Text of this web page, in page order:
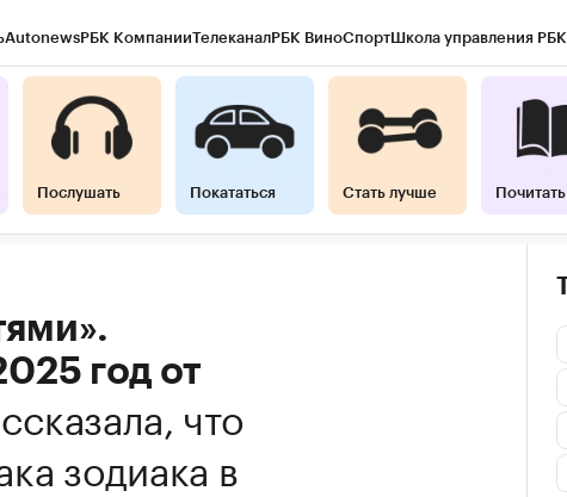
AutonewsРБК КомпанииТелеканалРБК ВиноСпортШкола управления РБК
Послушать Покататься Стать лучше Почитать
год от
что
зодиака в